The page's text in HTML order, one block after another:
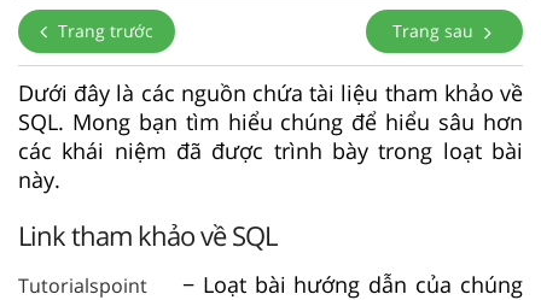
Trang trước Trang sau
Dưới đây là các nguồn chứa tài liệu tham khảo về
SQL. Mong bạn tìm hiểu chúng để hiểu sâu hơn
các khái niệm đã được trình bày trong loạt bài
này.
Link tham khảo về SQL
Tutorialspoint
− Loạt bài hướng dẫn của chúng